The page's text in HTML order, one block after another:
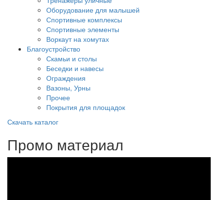
Оборудование для малышей
Спортивные комплексы
Спортивные элементы
Воркаут на хомутах
Благоустройство
Скамьи и столы
Беседки и навесы
Ограждения
Вазоны, Урны
Прочее
Покрытия для площадок
Скачать каталог
Промо материал